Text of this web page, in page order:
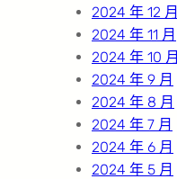
2024 年 12 月
2024 年 11 月
2024 年 10 月
2024 年 9 月
2024 年 8 月
2024 年 7 月
2024 年 6 月
2024 年 5 月